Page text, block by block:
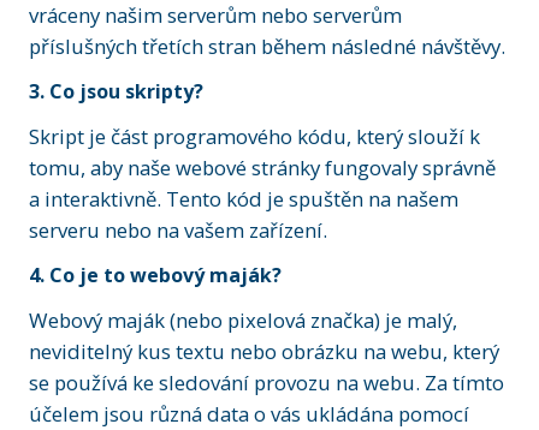
vráceny našim serverům nebo serverům
příslušných třetích stran během následné návštěvy.
3. Co jsou skripty?
Skript je část programového kódu, který slouží k
tomu, aby naše webové stránky fungovaly správně
a interaktivně. Tento kód je spuštěn na našem
serveru nebo na vašem zařízení.
4. Co je to webový maják?
Webový maják (nebo pixelová značka) je malý,
neviditelný kus textu nebo obrázku na webu, který
se používá ke sledování provozu na webu. Za tímto
účelem jsou různá data o vás ukládána pomocí